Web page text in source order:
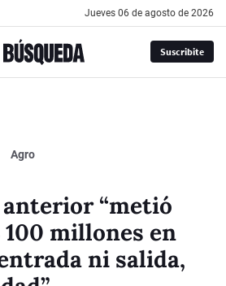
jueves 06 de agosto de 2026
Suscribite
Agro
“metió
100 millones en
ni salida,